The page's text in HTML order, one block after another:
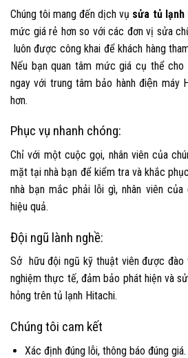
Chúng tôi mang đến dịch vụ sửa tủ lạnh
mức giá rẻ hơn so với các đơn vị sửa
luôn được công khai để khách hàng
Nếu bạn quan tâm mức giá cụ thể
ngay với trung tâm bảo hành điện máy
hơn.
Phục vụ nhanh chóng:
Chỉ với một cuộc gọi, nhân viên của
mặt tại nhà bạn để kiểm tra và khắc
nhà bạn mắc phải lỗi gì, nhân viên
hiệu quả.
Đội ngũ lành nghề:
Sở hữu đội ngũ kỹ thuật viên được đào
nghiệm thực tế, đảm bảo phát hiện và
hỏng trên tủ lạnh Hitachi.
Chúng tôi cam kết
Xác định đúng lỗi, thông báo đúng giá.